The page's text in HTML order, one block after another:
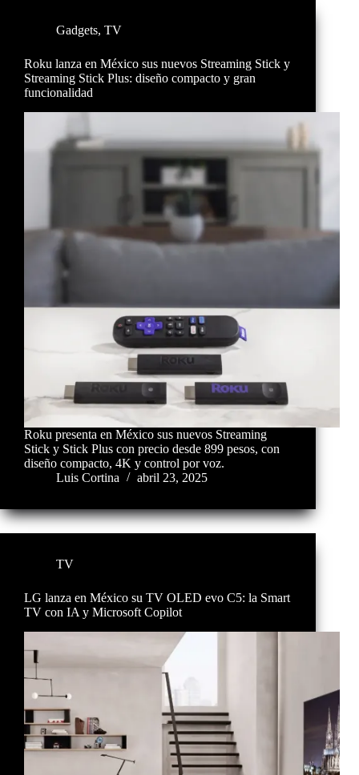
Gadgets, TV
Roku lanza en México sus nuevos Streaming Stick y
Streaming Stick Plus: diseño compacto y gran
funcionalidad
Roku presenta en México sus nuevos Streaming
Stick y Stick Plus con precio desde 899 pesos, con
diseño compacto, 4K y control por voz.
Luis Cortina
abril 23, 2025
TV
LG lanza en México su TV OLED evo C5: la Smart
TV con IA y Microsoft Copilot